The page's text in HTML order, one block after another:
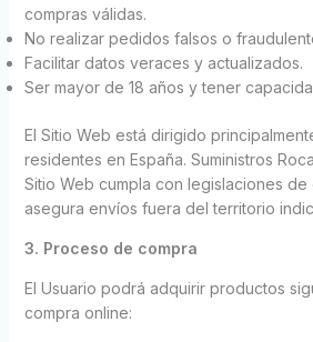
compras válidas.
No realizar pedidos falsos o
Facilitar datos veraces y actualizados.
Ser mayor de 18 años y tener
El Sitio Web está dirigido
residentes en España. Suministros
Sitio Web cumpla con legislaciones de
asegura envíos fuera del territorio
3. Proceso de compra
El Usuario podrá adquirir productos
compra online: